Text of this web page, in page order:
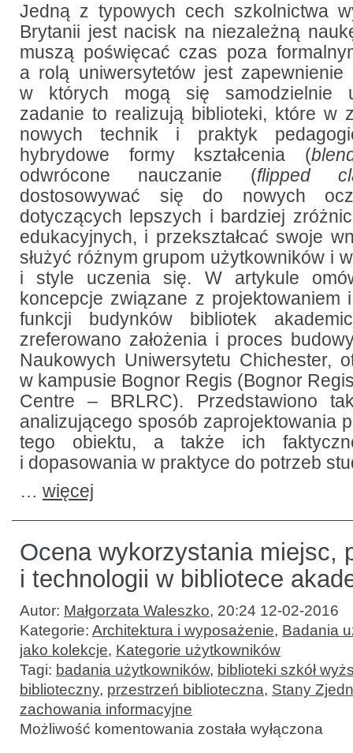
się
w bibliotece
uniwersyteckiej
Jedną z typowych cech szkolnictwa
Brytanii jest nacisk na niezależną
muszą poświęcać czas poza
a rolą uniwersytetów jest zapewnienie
w których mogą się samodzielnie
zadanie to realizują biblioteki, które w
nowych technik i praktyk
hybrydowe formy kształcenia (
odwrócone nauczanie (flipped
dostosowywać się do nowych
dotyczących lepszych i bardziej
edukacyjnych, i przekształcać swoje
służyć różnym grupom użytkowników i
i style uczenia się. W artykule
koncepcje związane z projektowaniem
funkcji budynków bibliotek
zreferowano założenia i proces
Naukowych Uniwersytetu Chichester,
w kampusie Bognor Regis (Bognor
Centre – BRLRC). Przedstawiono
analizującego sposób zaprojektowania
tego obiektu, a także ich
i dopasowania w praktyce do potrzeb
… więcej
Ocena wykorzystania miejsc,
i technologii w bibliotece
Autor: Małgorzata Waleszko, 20:24 12-02-2016
Kategorie: Architektura i wyposażenie, Badania
jako kolekcje, Kategorie użytkowników
Tagi: badania użytkowników, biblioteki szkół
biblioteczny, przestrzeń biblioteczna, Stany
zachowania informacyjne
Możliwość komentowania Ocena
wykorzystania
została wyłączona